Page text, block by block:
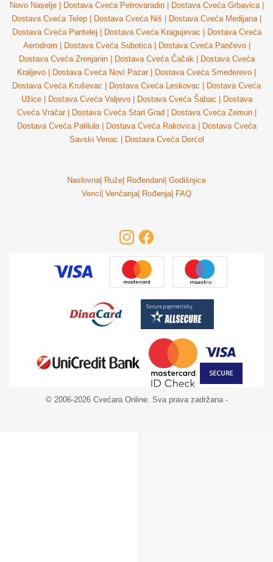
Novo Naselje
Dostava Cveća Petrovaradin Dostava Cveća Grbavica
Dostava Cveća Telep
Dostava Cveća Niš Dostava Cveća Medijana
Dostava Cveća Pantelej
Dostava Cveća Kragujevac
Dostava Cveća
Aerodrom
Dostava Cveća Subotica Dostava Cveća Pančevo
Dostava Cveća Zrenjanin
Dostava Cveća Čačak
Dostava Cveća
Kraljevo
Dostava Cveća Novi Pazar Dostava Cveća Smederevo
Dostava Cveća Kruševac
Dostava Cveća Leskovac
Dostava Cveća
Užice
Dostava Cveća Valjevo Dostava Cveća Šabac
Dostava
Cveća Vračar
Dostava Cveća Stari Grad Dostava Cveća Zemun
Dostava Cveća Palilula
Dostava Cveća Rakovica
Dostava Cveća
Savski Venac
Dostava Cveća Dorćol
Naslovna| Ruže Rođendani Godišnjice
Venci Venčanja| Rođenja| FAQ
© 2006-2026 Cvećara Online. Sva prava zadržana -